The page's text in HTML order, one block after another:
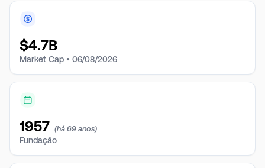
$4.7B
Market Cap • 06/08/2026
1957 (há 69 anos)
Fundação